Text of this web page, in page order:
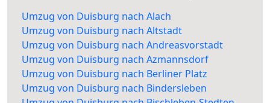
Umzug von Duisburg nach Alach
Umzug von Duisburg nach Altstadt
Umzug von Duisburg nach Andreasvorstadt
Umzug von Duisburg nach Azmannsdorf
Umzug von Duisburg nach Berliner Platz
Umzug von Duisburg nach Bindersleben